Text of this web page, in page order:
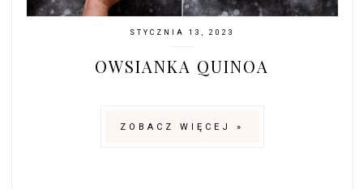
STYCZNIA 13, 2023
OWSIANKA QUINOA
ZOBACZ WIĘCEJ »